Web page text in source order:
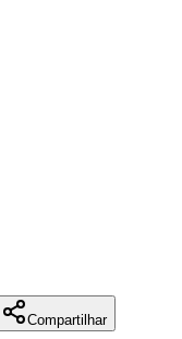
Compartilhar